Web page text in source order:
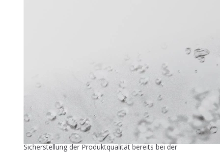
Zuver­läs­si­ge Füllstandmessung
26. Mai 2026
In der industriellen Speiseeisproduktion beginnt die
Sicherstellung der Produktqualität bereits bei der